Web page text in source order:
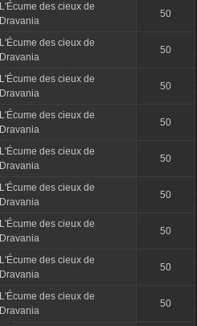
L'Écume des cieux de
Dravania
50
L'Écume des cieux de
Dravania
50
L'Écume des cieux de
Dravania
50
L'Écume des cieux de
Dravania
50
L'Écume des cieux de
Dravania
50
L'Écume des cieux de
Dravania
50
L'Écume des cieux de
Dravania
50
L'Écume des cieux de
Dravania
50
L'Écume des cieux de
Dravania
50